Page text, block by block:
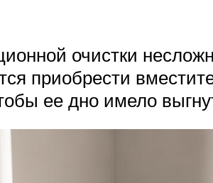
очистки
приобрести
ее дно имело